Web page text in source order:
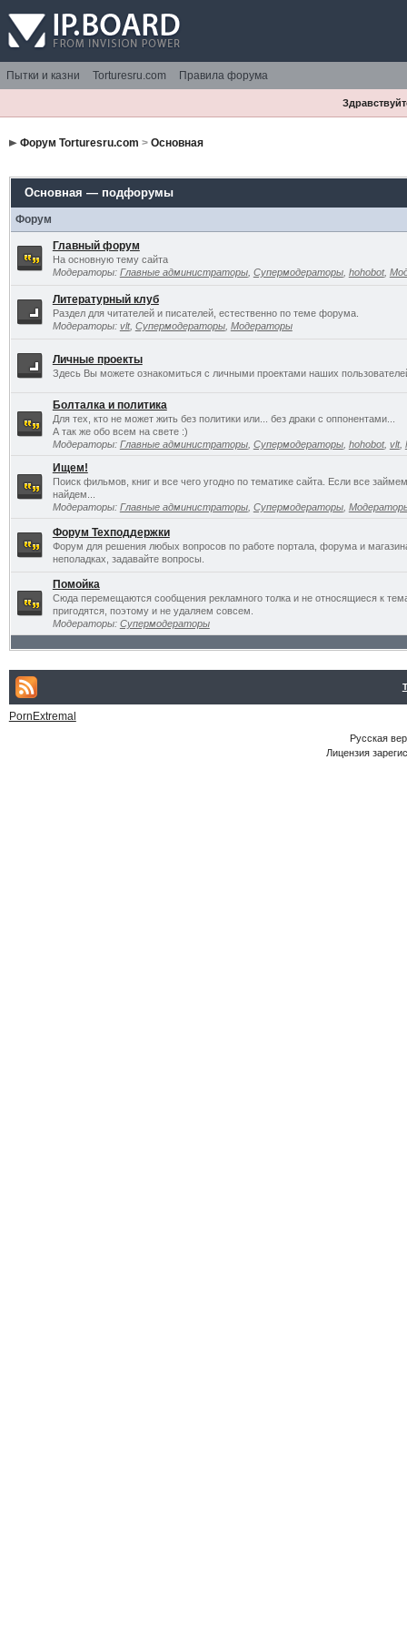
Пытки и казни Torturesru.com Правила форума
Форум Torturesru.com > Основная
Основная — подфорумы
Форум
Главный форум
На основную тему сайта
Модераторы: Главные администраторы, Супермодераторы, hohobot,
Литературный клуб
Раздел для читателей и писателей, естественно по теме форума.
Модераторы: vlt, Супермодераторы, Модераторы
Личные проекты
Здесь Вы можете ознакомиться с личными проектами наших
Болталка и политика
Для тех, кто не может жить без политики или... без драки с оппонентами...
А так же обо всем на свете :)
Модераторы: Главные администраторы, Супермодераторы, hohobot, vlt,
Ищем!
Поиск фильмов, книг и все чего угодно по тематике сайта. Если все
найдем...
Модераторы: Главные администраторы, Супермодераторы,
Форум Техподдержки
Форум для решения любых вопросов по работе портала, форума и
неполадках, задавайте вопросы.
Помойка
Сюда перемещаются сообщения рекламного толка и не относящиеся к
пригодятся, поэтому и не удаляем совсем.
Модераторы: Супермодераторы
PornExtremal
Русская
Лицензия